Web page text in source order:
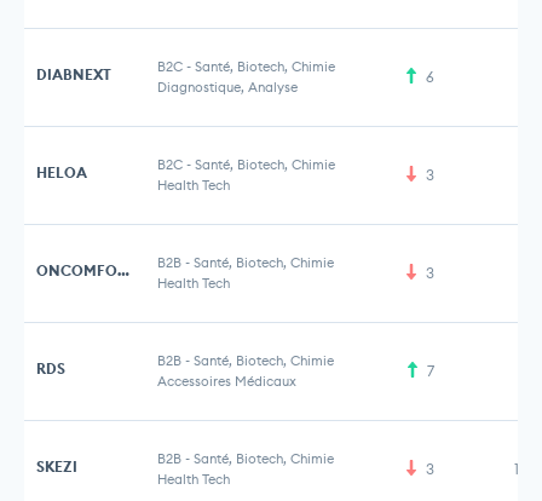
DIABNEXT B2C - Santé, Biotech, Chimie
Diagnostique, Analyse
6
HELOA B2C - Santé, Biotech, Chimie
Health Tech
3
ONCOMFORT B2B - Santé, Biotech, Chimie
Health Tech
3
RDS B2B - Santé, Biotech, Chimie
Accessoires Médicaux
7
SKEZI B2B - Santé, Biotech, Chimie
Health Tech
3